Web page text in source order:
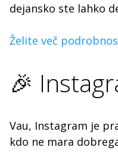
dejansko ste lahko
Želite več
🎉
Vau, Instagram je
kdo ne mara